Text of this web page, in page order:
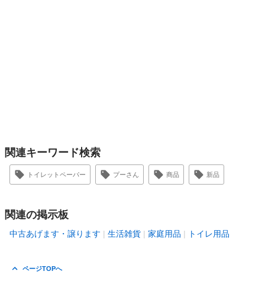
関連キーワード検索
トイレットペーパー プーさん 商品 新品
関連の掲示板
中古あげます・譲ります 生活雑貨 家庭用品 トイレ用品
ページTOPへ